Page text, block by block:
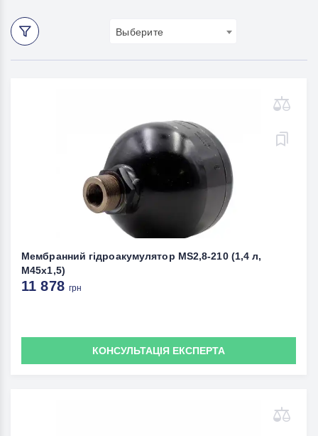
Выберите
Мембранний гідроакумулятор MS2,8-210 (1,4 л,
М45х1,5)
11 878грн
КОНСУЛЬТАЦІЯ ЕКСПЕРТА